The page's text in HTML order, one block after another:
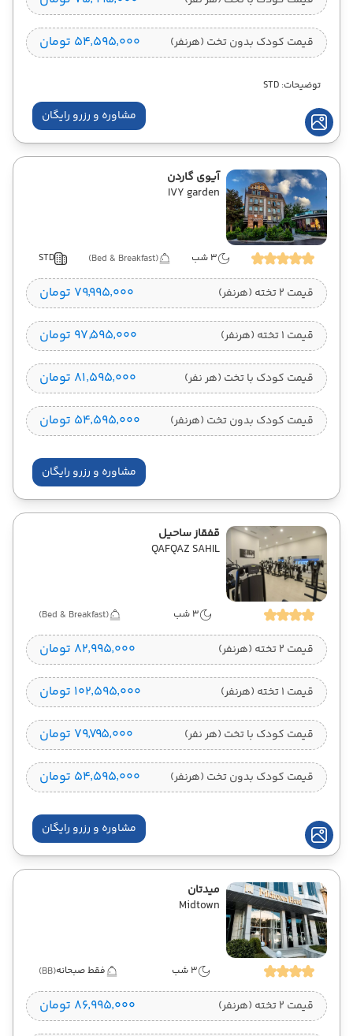
قیمت کودک بدون تخت (هرنفر) ۵۴٬۵۹۵٬۰۰۰ تومان
توضیحات: STD
مشاوره و رزرو رایگان
آیوی گاردن
IVY garden
3 شب (Bed & Breakfast)
STD
قیمت 2 تخته (هرنفر) ۷۹٬۹۹۵٬۰۰۰ تومان
قیمت 1 تخته (هرنفر) ۹۷٬۵۹۵٬۰۰۰ تومان
قیمت کودک با تخت (هر نفر) ۸۱٬۵۹۵٬۰۰۰ تومان
قیمت کودک بدون تخت (هرنفر) ۵۴٬۵۹۵٬۰۰۰ تومان
مشاوره و رزرو رایگان
قفقاز ساحیل
QAFQAZ SAHIL
3 شب (Bed & Breakfast)
قیمت 2 تخته (هرنفر) ۸۲٬۹۹۵٬۰۰۰ تومان
قیمت 1 تخته (هرنفر) ۱۰۲٬۵۹۵٬۰۰۰ تومان
قیمت کودک با تخت (هر نفر) ۷۹٬۷۹۵٬۰۰۰ تومان
قیمت کودک بدون تخت (هرنفر) ۵۴٬۵۹۵٬۰۰۰ تومان
مشاوره و رزرو رایگان
میدتان
Midtown
3 شب فقط صبحانه(BB)
قیمت 2 تخته (هرنفر) ۸۶٬۹۹۵٬۰۰۰ تومان